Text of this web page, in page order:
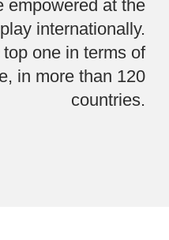
empowered at the
internationally.
top one in terms of
in more than 120
countries.